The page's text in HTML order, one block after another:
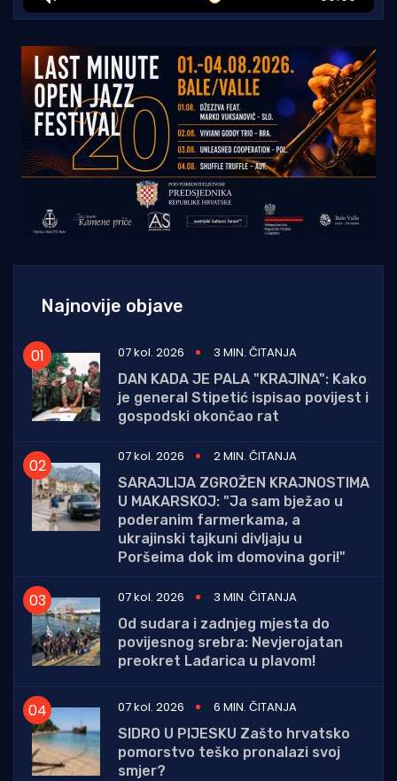
Najnovije objave
07 kol. 2026
3 MIN. ČITANJA
DAN KADA JE PALA "KRAJINA": Kako
je general Stipetić ispisao povijest i
gospodski okončao rat
07 kol. 2026
2 MIN. ČITANJA
SARAJLIJA ZGROŽEN KRAJNOSTIMA
U MAKARSKOJ: "Ja sam bježao u
poderanim farmerkama, a
ukrajinski tajkuni divljaju u
Poršeima dok im domovina gori!"
07 kol. 2026
3 MIN. ČITANJA
Od sudara i zadnjeg mjesta do
povijesnog srebra: Nevjerojatan
preokret Lađarica u plavom!
07 kol. 2026
6 MIN. ČITANJA
SIDRO U PIJESKU Zašto hrvatsko
pomorstvo teško pronalazi svoj
smjer?